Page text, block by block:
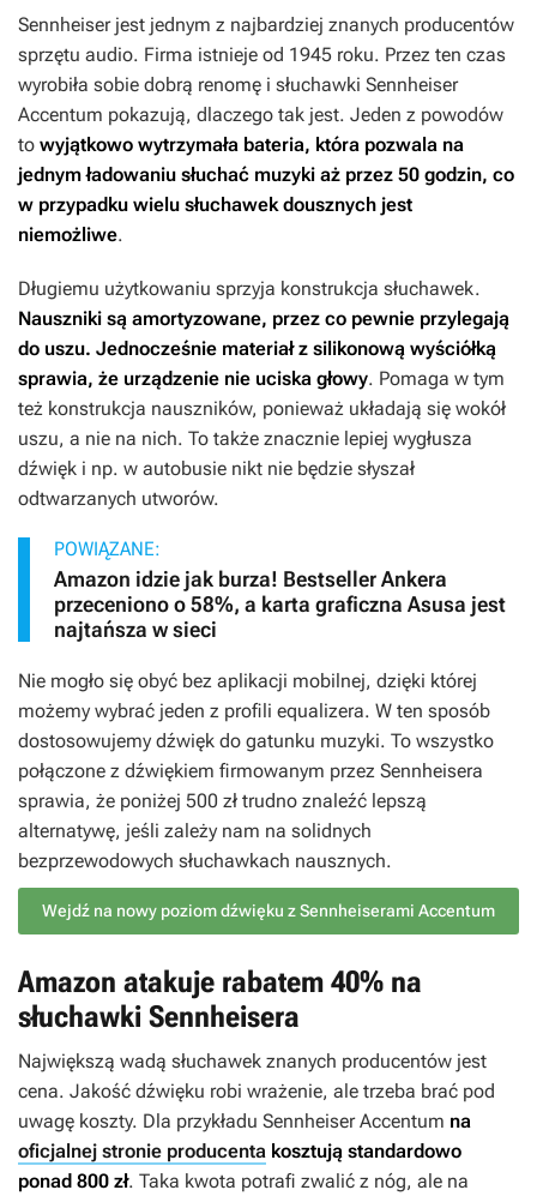
Sennheiser jest jednym z najbardziej znanych producentów
sprzętu audio. Firma istnieje od 1945 roku. Przez ten czas
wyrobiła sobie dobrą renomę i słuchawki Sennheiser
Accentum pokazują, dlaczego tak jest. Jeden z powodów
to wyjątkowo wytrzymała bateria, która pozwala na
jednym ładowaniu słuchać muzyki aż przez 50 godzin, co
w przypadku wielu słuchawek dousznych jest
niemożliwe.
Długiemu użytkowaniu sprzyja konstrukcja słuchawek.
Nauszniki są amortyzowane, przez co pewnie przylegają
do uszu. Jednocześnie materiał z silikonową wyściółką
sprawia, że urządzenie nie uciska głowy. Pomaga w tym
też konstrukcja nauszników, ponieważ układają się wokół
uszu, a nie na nich. To także znacznie lepiej wygłusza
dźwięk i np. w autobusie nikt nie będzie słyszał
odtwarzanych utworów.
POWIĄZANE:
Amazon idzie jak burza! Bestseller Ankera
przeceniono o 58%, a karta graficzna Asusa jest
najtańsza w sieci
Nie mogło się obyć bez aplikacji mobilnej, dzięki której
możemy wybrać jeden z profili equalizera. W ten sposób
dostosowujemy dźwięk do gatunku muzyki. To wszystko
połączone z dźwiękiem firmowanym przez Sennheisera
sprawia, że poniżej 500 zł trudno znaleźć lepszą
alternatywę, jeśli zależy nam na solidnych
bezprzewodowych słuchawkach nausznych.
Wejdź na nowy poziom dźwięku z Sennheiserami Accentum
Amazon atakuje rabatem 40% na
słuchawki Sennheisera
Największą wadą słuchawek znanych producentów jest
cena. Jakość dźwięku robi wrażenie, ale trzeba brać pod
uwagę koszty. Dla przykładu Sennheiser Accentum na
oficjalnej stronie producenta kosztują standardowo
ponad 800 zł. Taka kwota potrafi zwalić z nóg, ale na